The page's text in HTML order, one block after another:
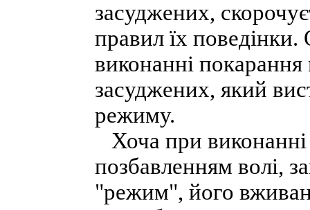
засуджених,
правил їх
виконанні
засуджених, який
режиму.
Хоча при
позбавленням волі,
"режим", його